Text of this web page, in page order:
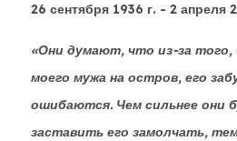
26 сентября 1936 г. - 2 апреля
«Они думают, что из-за
моего мужа на остров, его
ошибаются. Чем сильнее они
заставить его замолчать,